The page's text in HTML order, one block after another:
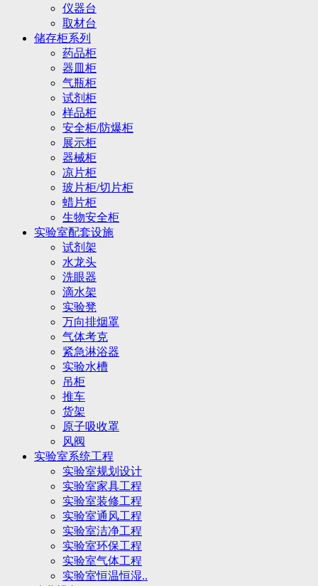
仪器台
取材台
储存柜系列
药品柜
器皿柜
气瓶柜
试剂柜
样品柜
安全柜/防爆柜
展示柜
器械柜
凉片柜
玻片柜/切片柜
蜡片柜
生物安全柜
实验室配套设施
试剂架
水龙头
洗眼器
滴水架
实验凳
万向排烟罩
气体考克
紧急淋浴器
实验水槽
吊柜
推车
货架
原子吸收罩
风阀
实验室系统工程
实验室规划设计
实验室家具工程
实验室装修工程
实验室通风工程
实验室洁净工程
实验室环保工程
实验室气体工程
实验室恒温恒湿..